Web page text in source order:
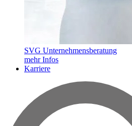
SVG Unternehmensberatung
mehr Infos
Karriere